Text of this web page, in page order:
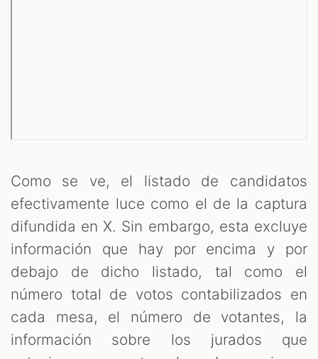
Como se ve, el listado de candidatos
efectivamente luce como el de la captura
difundida en X. Sin embargo, esta excluye
información que hay por encima y por
debajo de dicho listado, tal como el
número total de votos contabilizados en
cada mesa, el número de votantes, la
información sobre los jurados que